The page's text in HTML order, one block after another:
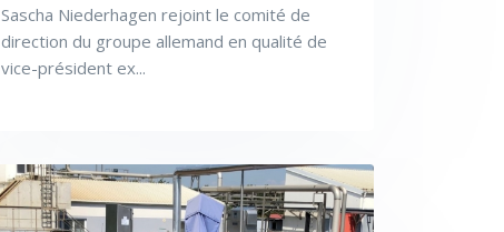
Sascha Niederhagen rejoint le comité de
direction du groupe allemand en qualité de
vice-président ex...